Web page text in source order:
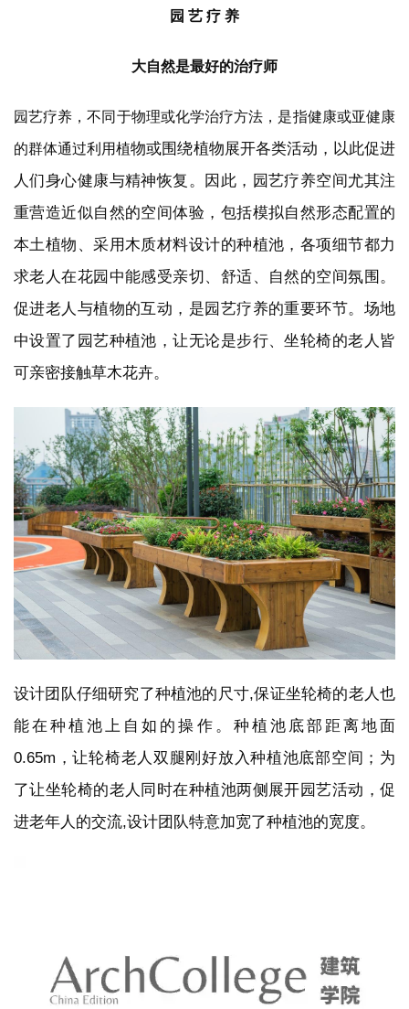
园 艺 疗 养
大自然是最好的治疗师
园艺疗养，不同于物理或化学治疗方法，是指健康或亚健康
的群体通过利用植物或围绕植物展开各类活动，以此促进
人们身心健康与精神恢复。因此，园艺疗养空间尤其注
重营造近似自然的空间体验，包括模拟自然形态配置的
本土植物、采用木质材料设计的种植池，各项细节都力
求老人在花园中能感受亲切、舒适、自然的空间氛围。
促进老人与植物的互动，是园艺疗养的重要环节。场地
中设置了园艺种植池，让无论是步行、坐轮椅的老人皆
可亲密接触草木花卉。
设计团队仔细研究了种植池的尺寸,保证坐轮椅的老人也
能在种植池上自如的操作。种植池底部距离地面
0.65m，让轮椅老人双腿刚好放入种植池底部空间；为
了让坐轮椅的老人同时在种植池两侧展开园艺活动，促
进老年人的交流,设计团队特意加宽了种植池的宽度。